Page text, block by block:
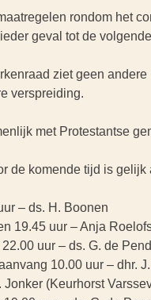
rondom het
geval tot de
ziet geen
verspreiding.
met Protestantse
de komende tijd is
– ds. H. Boonen
19.45 uur – Anja
uur – ds. G. de
10.00 uur – dhr.
(Keurhorst